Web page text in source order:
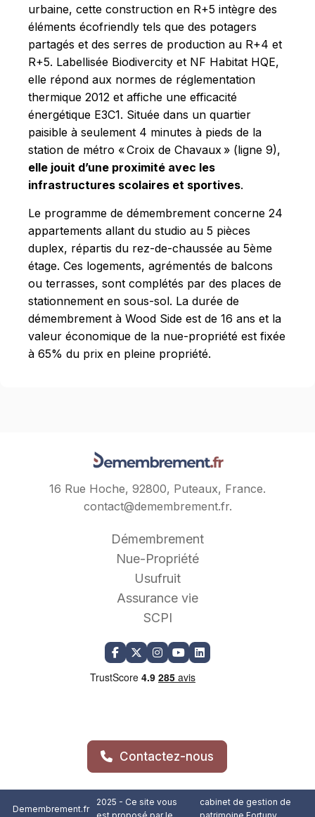
urbaine, cette construction en R+5 intègre des
éléments écofriendly tels que des potagers
partagés et des serres de production au R+4 et
R+5. Labellisée Biodivercity et NF Habitat HQE,
elle répond aux normes de réglementation
thermique 2012 et affiche une efficacité
énergétique E3C1. Située dans un quartier
paisible à seulement 4 minutes à pieds de la
station de métro « Croix de Chavaux » (ligne 9),
elle jouit d’une proximité avec les
infrastructures scolaires et sportives.
Le programme de démembrement concerne 24
appartements allant du studio au 5 pièces
duplex, répartis du rez-de-chaussée au 5ème
étage. Ces logements, agrémentés de balcons
ou terrasses, sont complétés par des places de
stationnement en sous-sol. La durée de
démembrement à Wood Side est de 16 ans et la
valeur économique de la nue-propriété est fixée
à 65% du prix en pleine propriété.
16 Rue Hoche, 92800, Puteaux, France.
contact@demembrement.fr.
Démembrement
Nue-Propriété
Usufruit
Assurance vie
SCPI
Contactez-nous
Demembrement.fr
2025 - Ce site vous
cabinet de gestion de